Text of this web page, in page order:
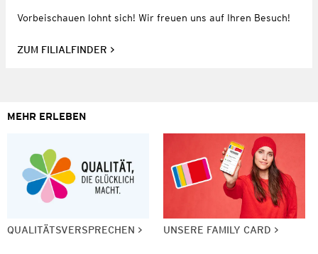
Vorbeischauen lohnt sich! Wir freuen uns auf Ihren Besuch!
ZUM FILIALFINDER
MEHR ERLEBEN
QUALITÄTSVERSPRECHEN UNSERE FAMILY CARD